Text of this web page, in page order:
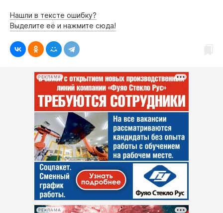
Нашли в тексте ошибку?
Выделите её и нажмите сюда!
РЕКЛАМА
РЕКЛАМА